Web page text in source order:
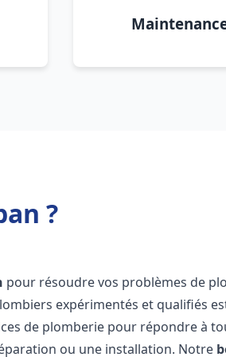
?
pour résoudre vos problèmes de
expérimentés et qualifiés
de plomberie pour répondre à
ou une installation. Notre